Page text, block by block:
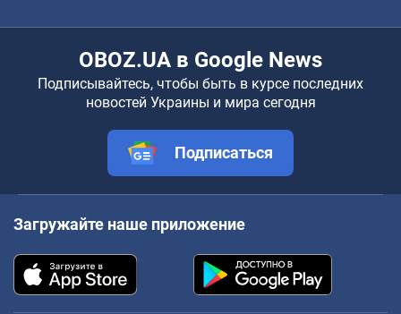
OBOZ.UA в Google News
Подписывайтесь, чтобы быть в курсе последних
новостей Украины и мира сегодня
Подписаться
Загружайте наше приложение